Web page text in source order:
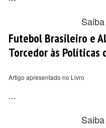
Futebol Brasileiro e
Torcedor às Políticas
Artigo apresentado no Livro
...